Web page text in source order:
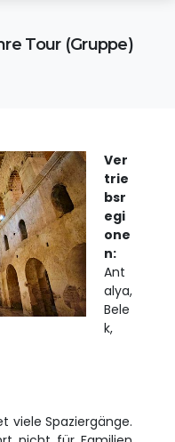
Tour (Gruppe)
Ver
trie
bsr
egi
one
n:
Ant
alya,
Bele
k,
viele Spaziergänge.